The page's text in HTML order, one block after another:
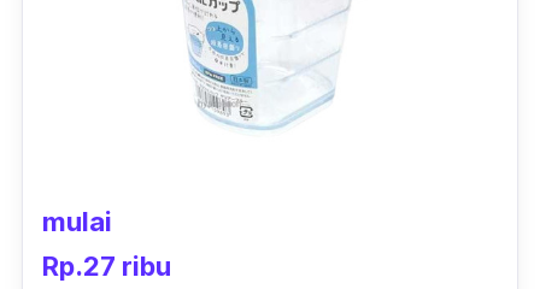
mulai
Rp.27 ribu